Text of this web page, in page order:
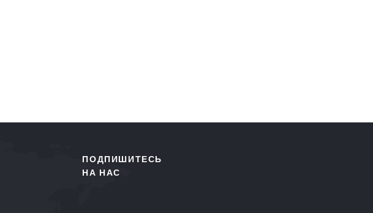
ПОДПИШИТЕСЬ
НА НАС